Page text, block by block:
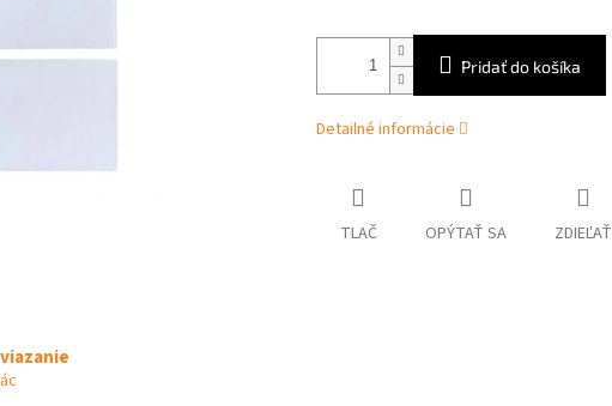
Pridať do košíka
Detailné informácie
TLAČ OPÝTAŤ SA ZDIEĽAŤ